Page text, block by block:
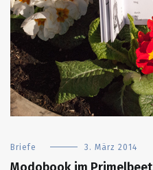
Briefe 3. März 2014